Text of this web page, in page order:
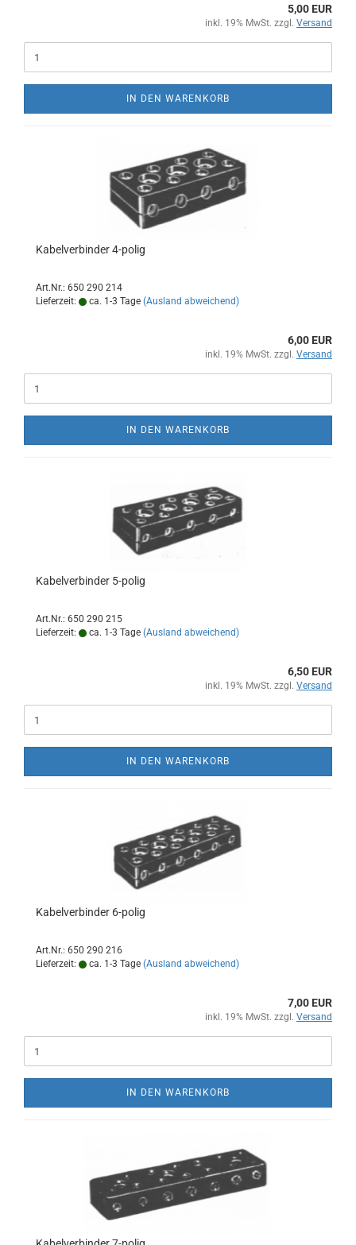
5,00 EUR
inkl. 19% MwSt. zzgl. Versand
IN DEN WARENKORB
Kabelverbinder 4-polig
Art.Nr.: 650 290 214
Lieferzeit:
ca. 1-3 Tage (Ausland abweichend)
6,00 EUR
inkl. 19% MwSt. zzgl. Versand
IN DEN WARENKORB
Kabelverbinder 5-polig
Art.Nr.: 650 290 215
Lieferzeit:
ca. 1-3 Tage (Ausland abweichend)
6,50 EUR
inkl. 19% MwSt. zzgl. Versand
IN DEN WARENKORB
Kabelverbinder 6-polig
Art.Nr.: 650 290 216
Lieferzeit:
ca. 1-3 Tage (Ausland abweichend)
7,00 EUR
inkl. 19% MwSt. zzgl. Versand
IN DEN WARENKORB